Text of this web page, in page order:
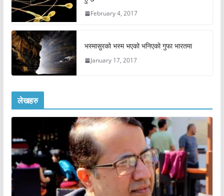
February 4, 2017
भस्मासुरको भस्म भएको भनिएको गुफा भारतमा
January 17, 2017
लेखहरु